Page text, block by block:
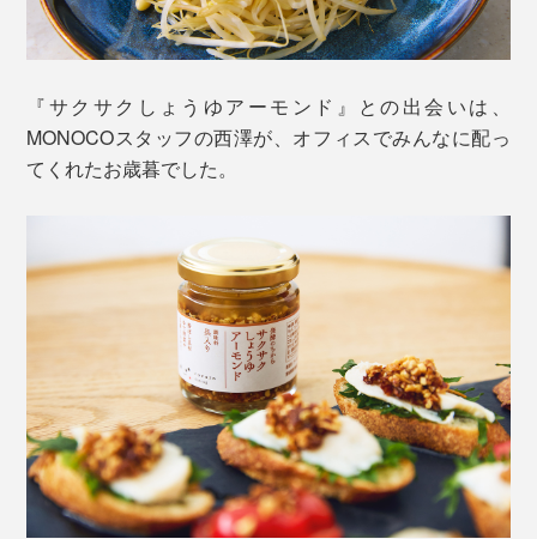
『サクサクしょうゆアーモンド』との出会いは、
MONOCOスタッフの西澤が、オフィスでみんなに配っ
てくれたお歳暮でした。